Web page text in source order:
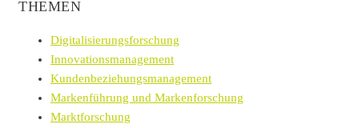
THEMEN
Digitalisierungsforschung
Innovationsmanagement
Kundenbeziehungsmanagement
Markenführung und Markenforschung
Marktforschung